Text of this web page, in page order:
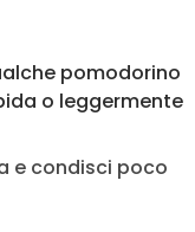
pomodorino
o leggermente
e condisci poco